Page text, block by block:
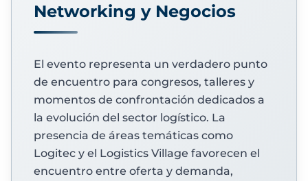
Networking y Negocios
El evento representa un verdadero punto
de encuentro para congresos, talleres y
momentos de confrontación dedicados a
la evolución del sector logístico. La
presencia de áreas temáticas como
Logitec y el Logistics Village favorecen el
encuentro entre oferta y demanda,